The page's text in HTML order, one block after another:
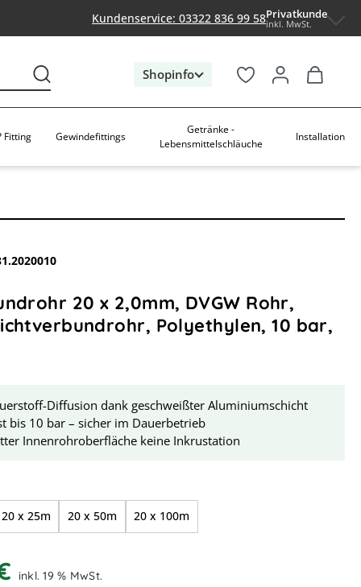
Kundenservice: 03322 836 99 58Privatkunde
inkl. MwSt.
Shopinfo
Fitting Gewindefittings
Getränke -
Lebensmittelschläuche
Installation
20 x 2,0mm, DVGW Rohr,
Polyethylen, 10 bar,
Diffusion dank geschweißter Aluminiumschicht
bis 10 bar – sicher im Dauerbetrieb
Innenrohroberfläche keine Inkrustation
20 x 25m 20 x 50m 20 x 100m
inkl. 19 % MwSt.